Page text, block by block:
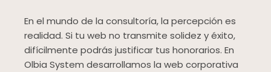
En el mundo de la consultoría, la percepción es
realidad. Si tu web no transmite solidez y éxito,
difícilmente podrás justificar tus honorarios. En
Olbia System desarrollamos la web corporativa